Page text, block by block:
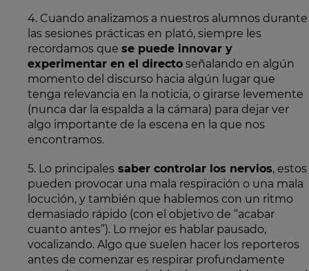
4. Cuando analizamos a nuestros alumnos durante
las sesiones prácticas en plató, siempre les
recordamos que se puede innovar y
experimentar en el directo señalando en algún
momento del discurso hacia algún lugar que
tenga relevancia en la noticia, o girarse levemente
(nunca dar la espalda a la cámara) para dejar ver
algo importante de la escena en la que nos
encontramos.
5. Lo principales saber controlar los nervios, estos
pueden provocar una mala respiración o una mala
locución, y también que hablemos con un ritmo
demasiado rápido (con el objetivo de “acabar
cuanto antes”). Lo mejor es hablar pausado,
vocalizando. Algo que suelen hacer los reporteros
antes de comenzar es respirar profundamente